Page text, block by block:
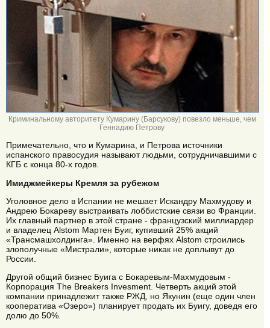
Криминальному авторитету Кумарину (Барсукову) повезло меньше, чем
Геннадию Петрову
Примечательно, что и Кумарина, и Петрова источники
испанского правосудия называют людьми, сотрудничавшими с
КГБ с конца 80-х годов.
Имиджмейкеры Кремля за рубежом
Уголовное дело в Испании не мешает Искандру Махмудову и
Андрею Бокареву выстраивать лоббистские связи во Франции.
Их главный партнер в этой стране - французский миллиардер
и владелец Alstom Мартен Буиг, купивший 25% акций
«Трансмашхолдинга». Именно на верфях Alstom строились
злополучные «Мистрали», которые никак не доплывут до
России.
Другой общий бизнес Буига с Бокаревым-Махмудовым -
Корпорация The Breakers Invesment. Четверть акций этой
компании принадлежит также РЖД, но Якунин (еще один член
кооператива «Озеро») планирует продать их Буигу, доведя его
долю до 50%.